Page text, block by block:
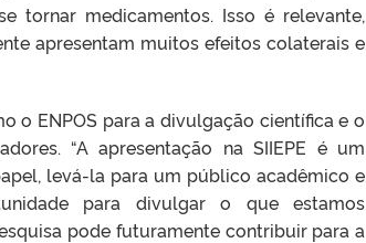
tornar medicamentos. Isso é relevante,
apresentam muitos efeitos colaterais e
o ENPOS para a divulgação científica e o
“A apresentação na SIIEPE é um
levá-la para um público acadêmico e
para divulgar o que estamos
pode futuramente contribuir para a